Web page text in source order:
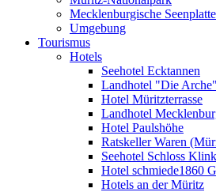
Mecklenburgische Seenplatte
Umgebung
Tourismus
Hotels
Seehotel Ecktannen
Landhotel "Die Arche"
Hotel Müritzterrasse
Landhotel
Hotel Paulshöhe
Ratskeller Waren
Seehotel Schloss Klink
Hotel schmiede1860
Hotels an der Müritz